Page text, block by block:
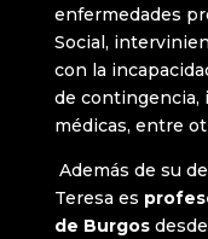
enfermedades
Social,
con la
de contingencia,
médicas, entre
Además de su
Teresa es
de Burgos